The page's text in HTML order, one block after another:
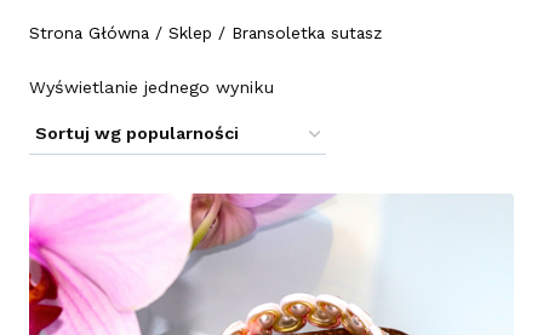
Strona Główna / Sklep / Bransoletka sutasz
Wyświetlanie jednego wyniku